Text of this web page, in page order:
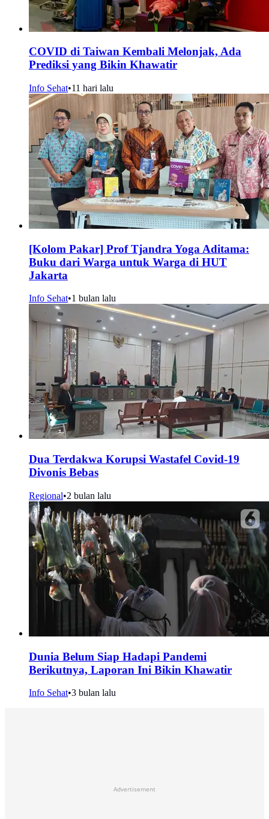
COVID di Taiwan Kembali Melonjak, Ada
Prediksi yang Bikin Khawatir
Info Sehat•11 hari lalu
[Kolom Pakar] Prof Tjandra Yoga Aditama:
Buku dari Warga untuk Warga di HUT
Jakarta
Info Sehat•1 bulan lalu
Dua Terdakwa Korupsi Wastafel Covid-19
Divonis Bebas
Regional•2 bulan lalu
Dunia Belum Siap Hadapi Pandemi
Berikutnya, Laporan Ini Bikin Khawatir
Info Sehat•3 bulan lalu
Advertisement